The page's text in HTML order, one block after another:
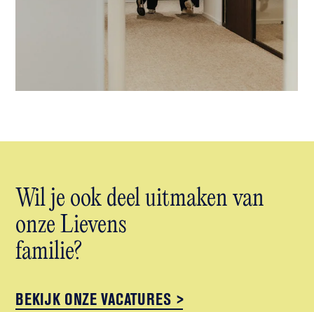
Wil je ook deel uitmaken van
onze Lievens
familie?
BEKIJK ONZE VACATURES >